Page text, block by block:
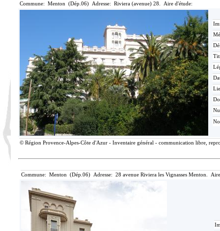
Commune: Menton (Dép.06) Adresse: Riviera (avenue) 28. Aire d'étude:
© Région Provence-Alpes-Côte d'Azur - Inventaire général - communication libre,
Commune: Menton (Dép.06) Adresse: 28 avenue Riviera les Vignasses Menton.